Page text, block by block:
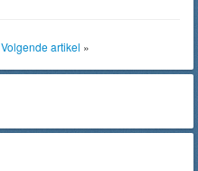
Volgende artikel »